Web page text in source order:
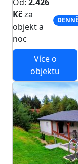
Kčza
objekt a
noc
Více o
objektu